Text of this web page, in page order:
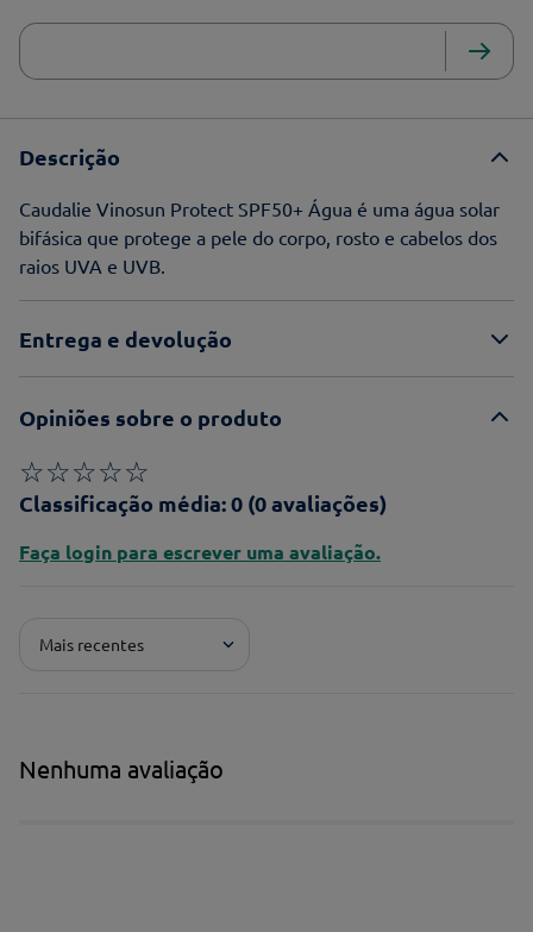
Descrição
Caudalie Vinosun Protect SPF50+ Água é uma água solar
bifásica que protege a pele do corpo, rosto e cabelos dos
raios UVA e UVB.
Entrega e devolução
Opiniões sobre o produto
☆☆☆☆☆
Classificação média: 0 (0 avaliações)
Faça login para escrever uma avaliação.
Mais recentes
Nenhuma avaliação